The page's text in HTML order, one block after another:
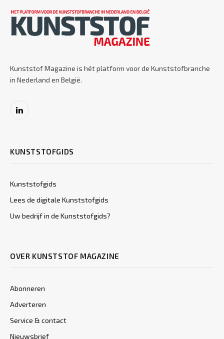
Kunststof Magazine is hét platform voor de Kunststofbranche
in Nederland en België.
LinkedIn
KUNSTSTOFGIDS
Kunststofgids
Lees de digitale Kunststofgids
Uw bedrijf in de Kunststofgids?
OVER KUNSTSTOF MAGAZINE
Abonneren
Adverteren
Service & contact
Nieuwsbrief